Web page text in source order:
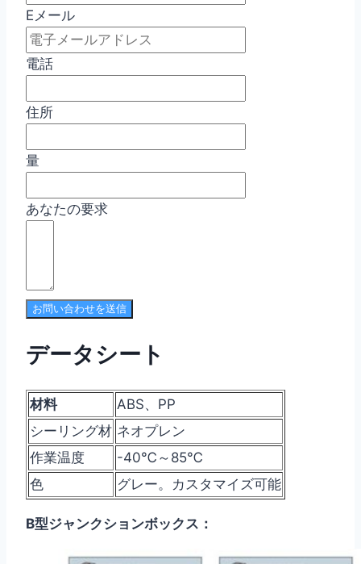
Eメール
電話
住所
量
あなたの要求
お問い合わせを送信
データシート
材料
ABS、PP
シーリング材 ネオプレン
作業温度
-40℃～85℃
色
グレー。カスタマイズ可能
B型ジャンクションボックス：